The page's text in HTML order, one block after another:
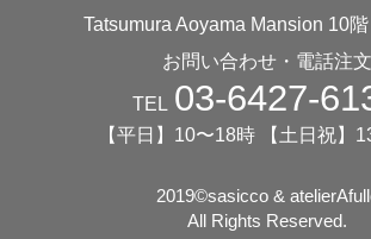
Tatsumura Aoyama Mansion 10
お問い合わせ・電話注文
TEL 03-6427-
【平日】10〜18時 【土日祝】
2019©️sasicco &
All Rights Reserved.